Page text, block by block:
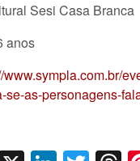
Sesi Casa Branca
anos
www.sympla.com.br/
as-personagens-